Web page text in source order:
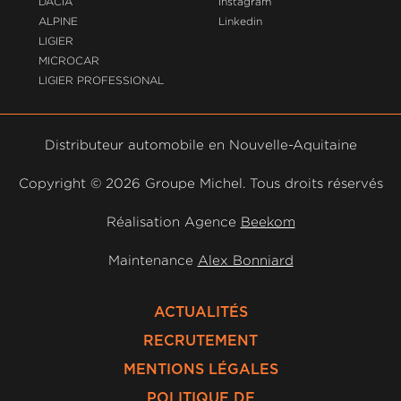
ALPINE
LIGIER
MICROCAR
LIGIER PROFESSIONAL
Linkedin
Distributeur automobile en Nouvelle-Aquitaine
Copyright © 2026 Groupe Michel. Tous droits réservés
Réalisation Agence Beekom
Maintenance Alex Bonniard
ACTUALITÉS
RECRUTEMENT
MENTIONS LÉGALES